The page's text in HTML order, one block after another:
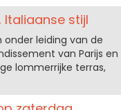
stijl
leiding van de
van Parijs en
lommerrijke terras,